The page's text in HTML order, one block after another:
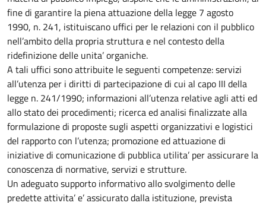
fine di garantire la piena attuazione della legge 7 agosto
1990, n. 241, istituiscano uffici per le relazioni con il pubblico
nell’ambito della propria struttura e nel contesto della
ridefinizione delle unita’ organiche.
A tali uffici sono attribuite le seguenti competenze: servizi
all’utenza per i diritti di partecipazione di cui al capo III della
legge n. 241/1990; informazioni all’utenza relative agli atti ed
allo stato dei procedimenti; ricerca ed analisi finalizzate alla
formulazione di proposte sugli aspetti organizzativi e logistici
del rapporto con l’utenza; promozione ed attuazione di
iniziative di comunicazione di pubblica utilita’ per assicurare la
conoscenza di normative, servizi e strutture.
Un adeguato supporto informativo allo svolgimento delle
predette attivita’ e’ assicurato dalla istituzione, prevista